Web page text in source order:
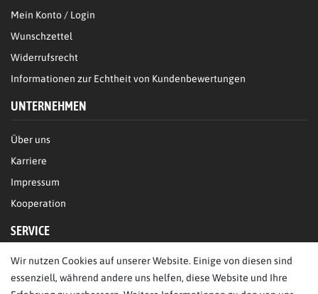
Mein Konto / Login
Wunschzettel
Widerrufsrecht
Informationen zur Echtheit von Kundenbewertungen
UNTERNEHMEN
Über uns
Karriere
Impressum
Kooperation
SERVICE
FAQ/Hilfe
Wir nutzen Cookies auf unserer Website. Einige von diesen sind
essenziell, während andere uns helfen, diese Website und Ihre